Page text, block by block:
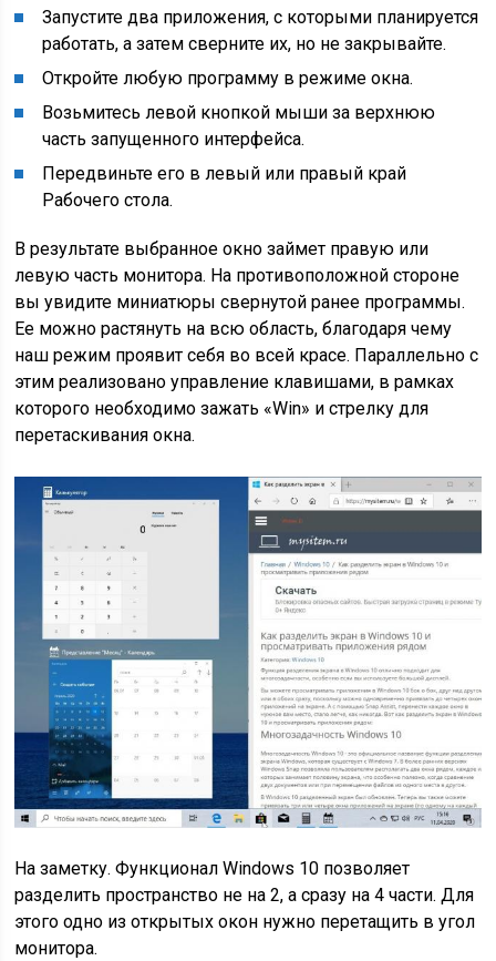
Запустите два приложения, с которыми планируется
работать, а затем сверните их, но не закрывайте.
Откройте любую программу в режиме окна.
Возьмитесь левой кнопкой мыши за верхнюю
часть запущенного интерфейса.
Передвиньте его в левый или правый край
Рабочего стола.
В результате выбранное окно займет правую или
левую часть монитора. На противоположной стороне
вы увидите миниатюры свернутой ранее программы.
Ее можно растянуть на всю область, благодаря чему
наш режим проявит себя во всей красе. Параллельно с
этим реализовано управление клавишами, в рамках
которого необходимо зажать «Win» и стрелку для
перетаскивания окна.
На заметку. Функционал Windows 10 позволяет
разделить пространство не на 2, а сразу на 4 части. Для
этого одно из открытых окон нужно перетащить в угол
монитора.